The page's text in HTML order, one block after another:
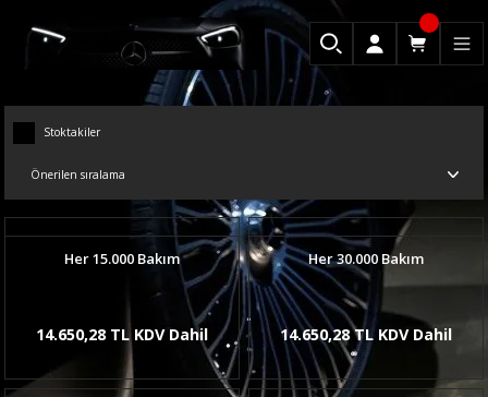
Stoktakiler
Her 15.000 Bakım
14.650,28 TL KDV Dahil
Her 30.000 Bakım
14.650,28 TL KDV Dahil